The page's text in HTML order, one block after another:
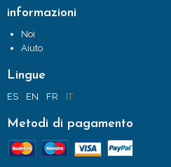
informazioni
Noi
Aiuto
Lingue
ES EN FR IT
Metodi di pagamento